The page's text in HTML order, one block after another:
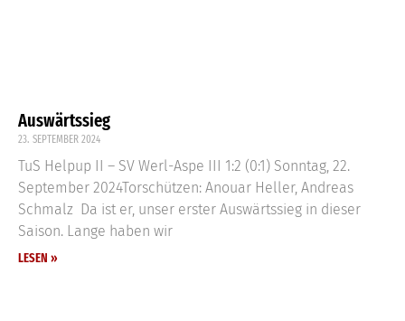
Auswärtssieg
23. SEPTEMBER 2024
TuS Helpup II – SV Werl-Aspe III 1:2 (0:1) Sonntag, 22.
September 2024Torschützen: Anouar Heller, Andreas
Schmalz Da ist er, unser erster Auswärtssieg in dieser
Saison. Lange haben wir
LESEN »